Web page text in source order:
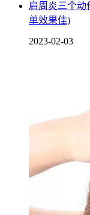
射液，以加速酒精
肩周炎三个动
单效果佳)
2023-02-03